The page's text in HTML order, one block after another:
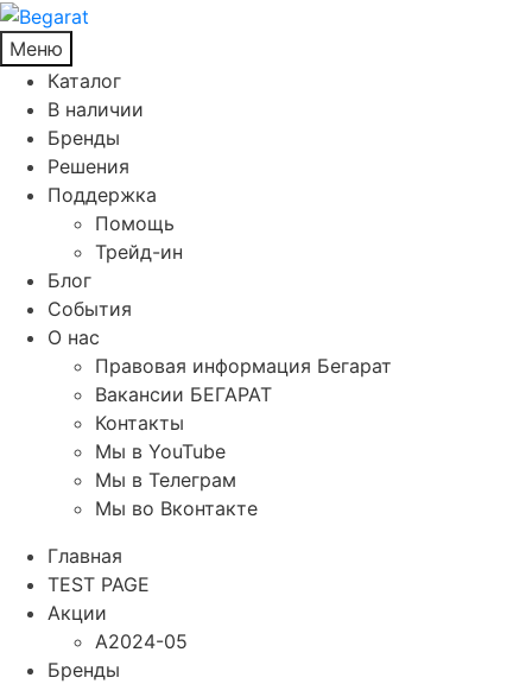
Меню
Каталог
В наличии
Бренды
Решения
Поддержка
Помощь
Трейд-ин
Блог
События
О нас
Правовая информация Бегарат
Вакансии БЕГАРАТ
Контакты
Мы в YouTube
Мы в Телеграм
Мы во Вконтакте
Главная
TEST PAGE
Акции
A2024-05
Бренды